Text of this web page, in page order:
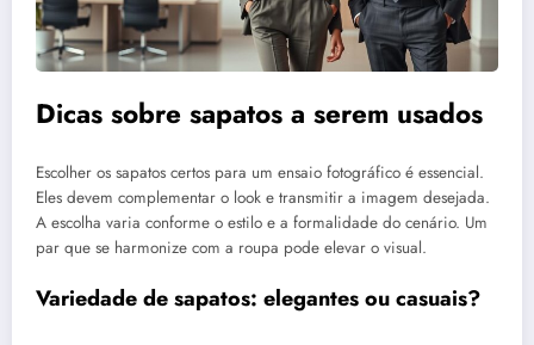
Dicas sobre sapatos a serem usados
Escolher os sapatos certos para um ensaio fotográfico é essencial.
Eles devem complementar o look e transmitir a imagem desejada.
A escolha varia conforme o estilo e a formalidade do cenário. Um
par que se harmonize com a roupa pode elevar o visual.
Variedade de sapatos: elegantes ou casuais?